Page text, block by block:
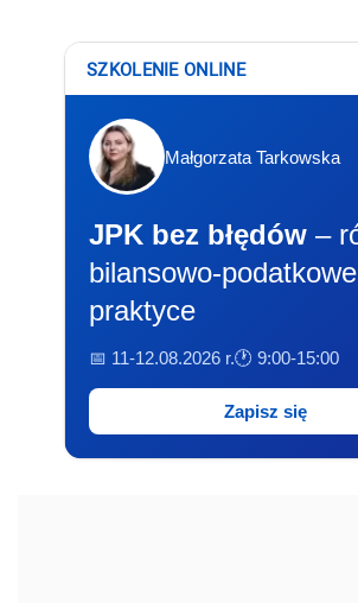
SZKOLENIE ONLINE
Małgorzata Tarkowska
JPK bez błędów –
bilansowo-
praktyce
📅 11-12.08.2026 r.🕐 9:00-15:00
Zapisz się